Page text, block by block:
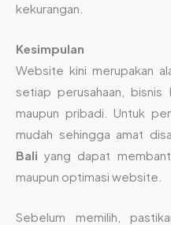
kekurangan.
Kesimpulan
Website kini merupakan
setiap perusahaan, bisnis
maupun pribadi. Untuk
mudah sehingga amat
Baliyang dapat
maupun optimasi website.
Sebelum memilih,